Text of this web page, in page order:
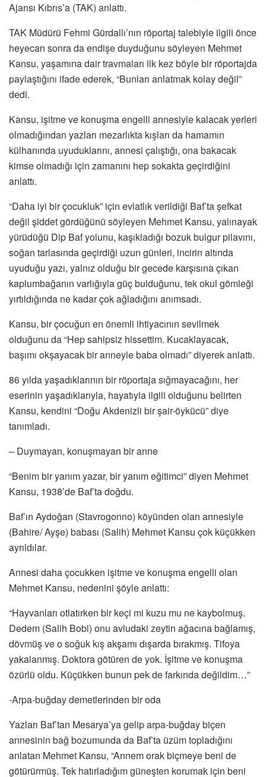
Ajansı Kıbrıs’a (TAK) anlattı.
TAK Müdürü Fehmi Gürdallı’nın röportaj talebiyle ilgili önce
heyecan sonra da endişe duyduğunu söyleyen Mehmet
Kansu, yaşamına dair travmaları ilk kez böyle bir röportajda
paylaştığını ifade ederek, “Bunları anlatmak kolay değil”
dedi.
Kansu, işitme ve konuşma engelli annesiyle kalacak yerleri
olmadığından yazları mezarlıkta kışları da hamamın
külhanında uyuduklarını, annesi çalıştığı, ona bakacak
kimse olmadığı için zamanını hep sokakta geçirdiğini
anlattı.
“Daha iyi bir çocukluk” için evlatlık verildiği Baf’ta şefkat
değil şiddet gördüğünü söyleyen Mehmet Kansu, yalınayak
yürüdüğü Dip Baf yolunu, kaşıkladığı bozuk bulgur pilavını,
soğan tarlasında geçirdiği uzun günleri, incirin altında
uyuduğu yazı, yalnız olduğu bir gecede karşısına çıkan
kaplumbağanın varlığıyla güç bulduğunu, tek okul gömleği
yırtıldığında ne kadar çok ağladığını anımsadı.
Kansu, bir çocuğun en önemli ihtiyacının sevilmek
olduğunu da “Hep sahipsiz hissettim. Kucaklayacak,
başımı okşayacak bir anneyle baba olmadı” diyerek anlattı.
86 yılda yaşadıklarının bir röportaja sığmayacağını, her
eserinin yaşadıklarıyla, hayatıyla ilgili olduğunu belirten
Kansu, kendini “Doğu Akdenizli bir şair-öykücü” diye
tanımladı.
– Duymayan, konuşmayan bir anne
“Benim bir yanım yazar, bir yanım eğitimci” diyen Mehmet
Kansu, 1938’de Baf’ta doğdu.
Baf’ın Aydoğan (Stavrogonno) köyünden olan annesiyle
(Bahire/ Ayşe) babası (Salih) Mehmet Kansu çok küçükken
ayrıldılar.
Annesi daha çocukken işitme ve konuşma engelli olan
Mehmet Kansu, nedenini şöyle anlattı:
“Hayvanları otlatırken bir keçi mi kuzu mu ne kaybolmuş.
Dedem (Salih Bobi) onu avludaki zeytin ağacına bağlamış,
dövmüş ve o soğuk kış akşamı dışarda bırakmış. Tifoya
yakalanmış. Doktora götüren de yok. İşitme ve konuşma
özürlü oldu. Küçükken bunun pek de farkında değildim…”
-Arpa-buğday demetlerinden bir oda
Yazları Baf’tan Mesarya’ya gelip arpa-buğday biçen
annesinin bağ bozumunda da Baf’ta üzüm topladığını
anlatan Mehmet Kansu, “Annem orak biçmeye beni de
götürürmüş. Tek hatırladığım güneşten korumak için beni